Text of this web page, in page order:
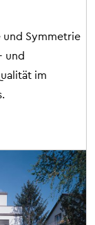
und Symmetrie
und
im